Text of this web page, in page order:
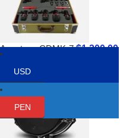
Avantone CDMK-7$1,200.00
Volver a los productos
USD
PEN